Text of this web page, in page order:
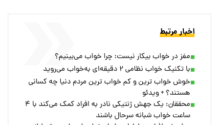
اخبار مرتبط
مغز در خواب بیکار نیست: چرا خواب می‌بینیم؟
با تکنیک خواب نظامی ۲ دقیقه‌ای به‌خواب می‌روید
خوش خواب ترین و کم خواب ترین مردم دنیا چه کسانی
هستند؟ + ویدئو
محققان: یک جهش ژنتیکی نادر به افراد کمک می‌کند با ۴
ساعت خواب شبانه سرحال باشند